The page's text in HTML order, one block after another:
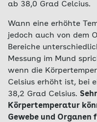
ab 38,0 Grad Celcius.
Wann eine erhöhte
jedoch auch von dem
Bereiche
Messung im Mund
wenn die
Celsius erhöht ist, bei
38,2 Grad Celsius.
Körpertemperatur
Gewebe und Organen